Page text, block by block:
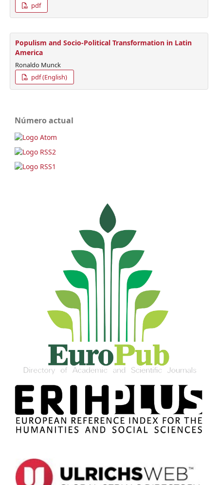
pdf
Populism and Socio-Political Transformation in Latin
America
Ronaldo Munck
pdf (English)
Número actual